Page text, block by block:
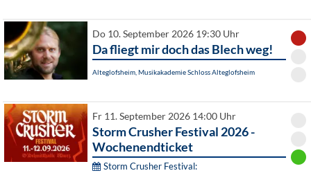
Do 10. September 2026 19:30 Uhr
Da fliegt mir doch das Blech weg!
Alteglofsheim, Musikakademie Schloss Alteglofsheim
Fr 11. September 2026 14:00 Uhr
Storm Crusher Festival 2026 -
Wochenendticket
Storm Crusher Festival: